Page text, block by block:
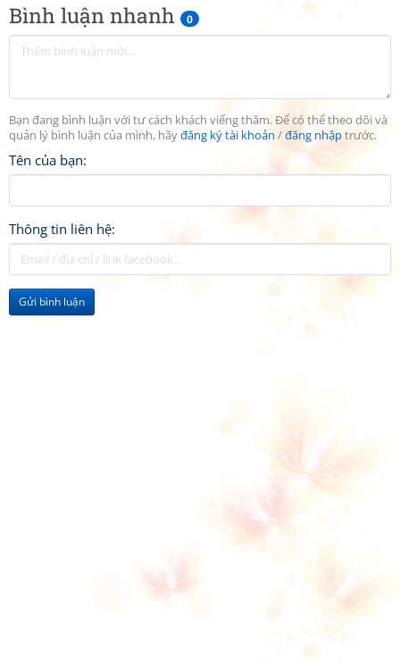
Bình luận nhanh 0
Bạn đang bình luận với tư cách khách viếng thăm. Để có thể theo dõi và
quản lý bình luận của mình, hãyđăng ký tài khoản /đăng nhậptrước.
Tên của bạn:
Thông tin liên hệ:
Gửi bình luận